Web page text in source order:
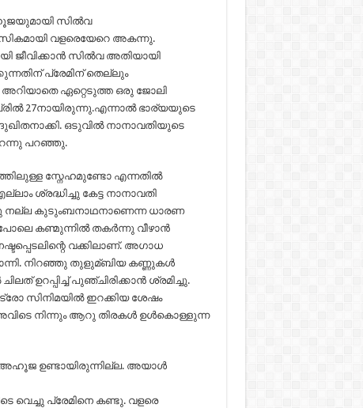
സില്‍വ
വളരെയേറെ അകന്നു.
ജീവിക്കാന്‍ സില്‍വ അതിയായി
പ്രേമിന് തെല്ലും
ഏറ്റെടുത്ത ഒരു ജോലി
27നായിരുന്നു.എന്നാല്‍ ഭാര്യയുടെ
ഒടുവില്‍ നാനാവതിയുടെ
പറഞ്ഞു.
സ്നേഹമുണ്ടോ എന്നതില്‍
ശ്രദ്ധിച്ചു കേട്ട നാനാവതി
നല്ല കുടുംബനാഥനാണെന്ന ധാരണ
പോലെ കണ്മുന്നില്‍ തകര്‍ന്നു വീഴാന്‍
വക്കിലാണ്. അഗാധ
നിറഞ്ഞു തുളുമ്ബിയ കണ്ണുകള്‍
ഉറപ്പിച്ച്‌ പുഞ്ചിരിക്കാന്‍ ശ്രമിച്ചു.
സിനിമയില്‍ ഇറക്കിയ ശേഷം
നിന്നും ആറു തിരകള്‍ ഉള്‍കൊള്ളുന്ന
അഹൂജ ഉണ്ടായിരുന്നില്ല. അയാള്‍
വെച്ചു പ്രേമിനെ കണ്ടു. വളരെ